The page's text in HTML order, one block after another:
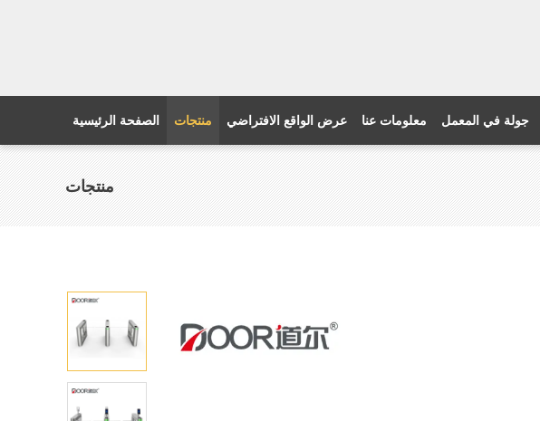
الصفحة الرئيسية منتجات عرض الواقع الافتراضي معلومات عنا جولة في المعمل
منتجات